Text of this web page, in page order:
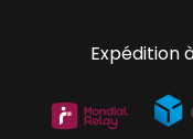
Expédition